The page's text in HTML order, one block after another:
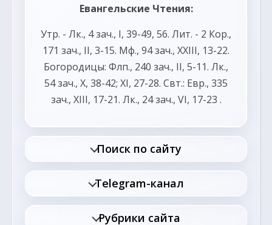
Евангельские Чтения:
Утр. - Лк., 4 зач., I, 39-49, 56. Лит. - 2 Кор.,
171 зач., II, 3-15. Мф., 94 зач., XXIII, 13-22.
Богородицы: Флп., 240 зач., II, 5-11. Лк.,
54 зач., X, 38-42; XI, 27-28. Свт.: Евр., 335
зач., XIII, 17-21. Лк., 24 зач., VI, 17-23 .
Поиск по сайту
Telegram-канал
Рубрики сайта